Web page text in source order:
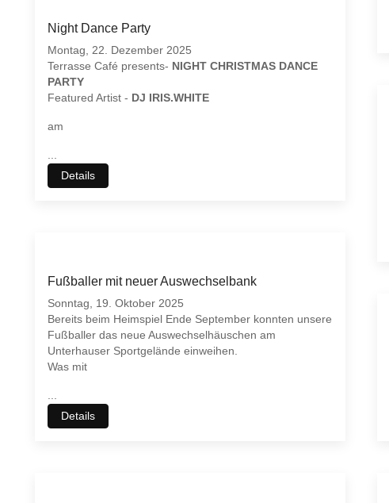
Night Dance Party
Montag, 22. Dezember 2025
Terrasse Café presents- NIGHT CHRISTMAS DANCE
PARTY
Featured Artist - DJ IRIS.WHITE
am
Details
Fußballer mit neuer Auswechselbank
Sonntag, 19. Oktober 2025
Bereits beim Heimspiel Ende September konnten unsere
Fußballer das neue Auswechselhäuschen am
Unterhauser Sportgelände einweihen.
Was mit
Details